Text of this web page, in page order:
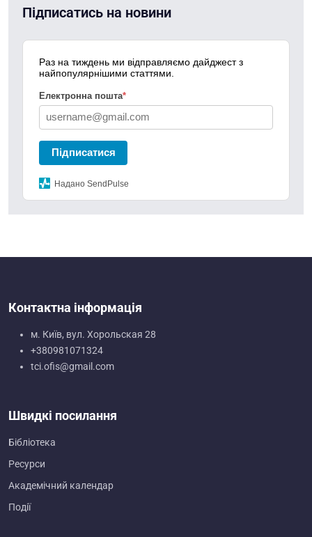
Підписатись на новини
Раз на тиждень ми відправляємо дайджест з
найпопулярнішими статтями.
Електронна пошта*
Підписатися
Надано SendPulse
Контактна інформація
м. Київ, вул. Хорольская 28
+380981071324
tci.ofis@gmail.com
Швидкі посилання
Бібліотека
Ресурси
Академічний календар
Події